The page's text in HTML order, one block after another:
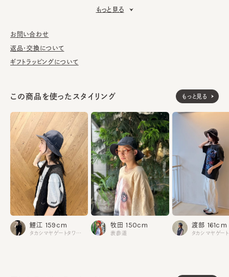
■お手入れ方法
洗濯不可。汚れにつきましては、帽子が汚れてしまう前の対策と
素材
表地：綿99% ポリエステル1%
裏地：ポリエステル88% ウール12%
生産国 made in JAPAN
もっと見る
お問い合わせ
返品・交換について
ギフトラッピングについて
この商品を使ったスタイリング もっと見る
鯉江 159cm
タカシマヤゲートタワーモール
牧田 150cm
表参道
渡部 161cm